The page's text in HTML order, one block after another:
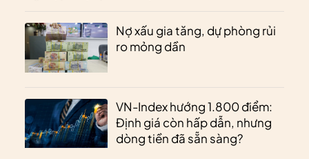
Nợ xấu gia tăng, dự phòng rủi
ro mỏng dần
VN-Index hướng 1.800 điểm:
Định giá còn hấp dẫn, nhưng
dòng tiền đã sẵn sàng?